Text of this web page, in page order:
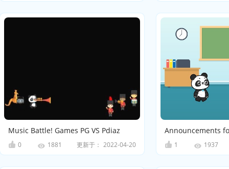
Music Battle! Games PG VS Pdiaz
0 1881 更新于： 2022-04-20
Announcements
1 1937